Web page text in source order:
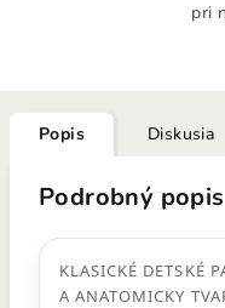
pri
Popis Diskusia
Podrobný popis
KLASICKÉ DETSKÉ
A ANATOMICKY